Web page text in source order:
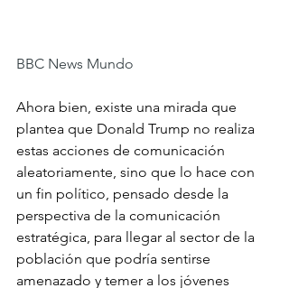
BBC News Mundo
Ahora bien, existe una mirada que
plantea que Donald Trump no realiza
estas acciones de comunicación
aleatoriamente, sino que lo hace con
un fin político, pensado desde la
perspectiva de la comunicación
estratégica, para llegar al sector de la
población que podría sentirse
amenazado y temer a los jóvenes